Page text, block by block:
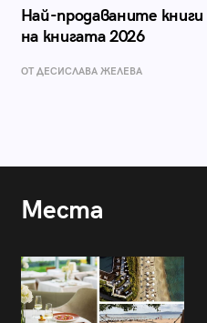
Най-продаваните
на книгата 2026
ОТ ДЕСИСЛАВА ЖЕЛЕВА
Места